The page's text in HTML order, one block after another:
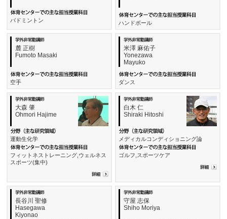
バドミントン ハンドボール
麓 正樹
Fumoto Masaki
空手
米澤 麻佑子
Yonezawa
Mayuko
ダンス
大森 肇
Ohmori Hajime
運動生化学
フィットネストレーニング,ウェルネス
スポーツ(集中)
白木 仁
Shiraki Hitoshi
メディカルコンディショニング論
ゴルフ,スポーツケア
長谷川 聖修
Hasegawa
Kiyonao
守屋 志保
Shiho Moriya